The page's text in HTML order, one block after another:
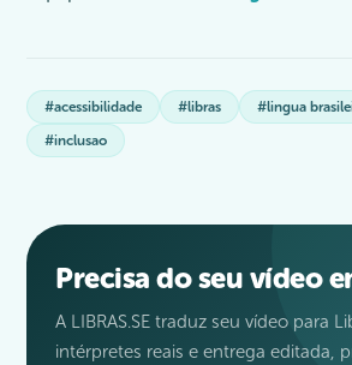
#acessibilidade #libras
#lingua
#inclusao
Precisa do seu vídeo
A LIBRAS.SE traduz seu vídeo para
intérpretes reais e entrega editada,